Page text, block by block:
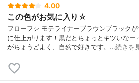
4.00
この色がお気に入り☆
フローフシ モテライナーブラウンブラック
に仕上がります！黒だとちょっとキツいなー
がちょうどよく、自然で好きです。…続きを